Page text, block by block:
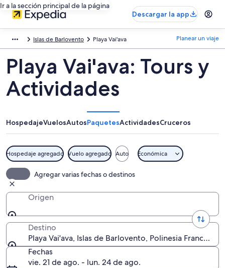
Ir a la sección principal de la página
Descargar la app
Islas de Barlovento Playa Vai'ava Planear un viaje
Playa Vai'ava: Tours y
Actividades
HospedajeVuelosAutosPaquetesActividadesCruceros
Hospedaje agregado Vuelo agregado Auto Económica
Agregar varias fechas o destinos
Origen
Destino
Playa Vai'ava, Islas de Barlovento, Polinesia Francesa
Fechas
vie. 21 de ago. - lun. 24 de ago.